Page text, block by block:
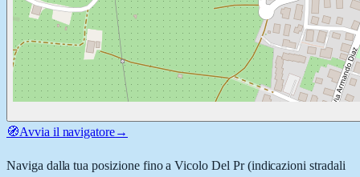
🧭Avvia il navigatore→
Naviga dalla tua posizione fino aVicolo Del Pr(indicazioni stradali